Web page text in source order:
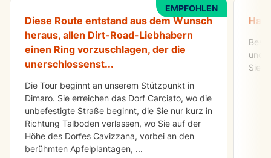
EMPFOHLEN
Diese Route entstand aus dem Wunsch
heraus, allen Dirt-Road-Liebhabern
einen Ring vorzuschlagen, der die
unerschlossenst...
Die Tour beginnt an unserem Stützpunkt in
Dimaro. Sie erreichen das Dorf Carciato, wo die
unbefestigte Straße beginnt, die Sie nur kurz in
Richtung Talboden verlassen, wo Sie auf der
Höhe des Dorfes Cavizzana, vorbei an den
berühmten Apfelplantagen, ...
und
Sie